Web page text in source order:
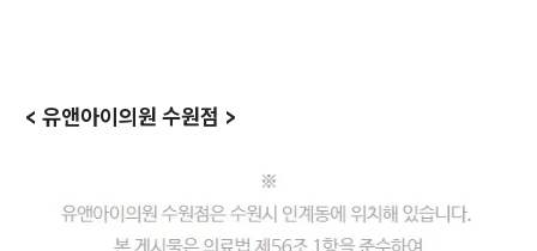
< 유앤아이의원 수원점 >